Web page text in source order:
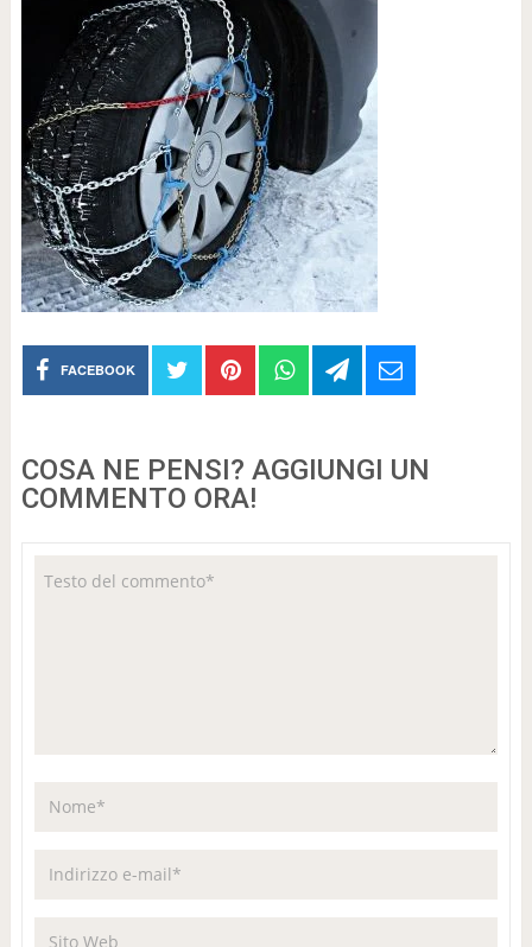
FACEBOOK
COSA NE PENSI? AGGIUNGI UN
COMMENTO ORA!